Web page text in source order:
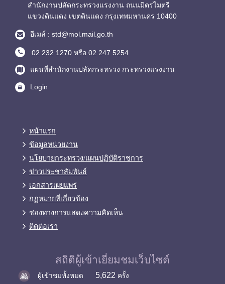
สำนักงานปลัดกระทรวงแรงงาน ถนนมิตรไมตรี
แขวงดินแดง เขตดินแดง กรุงเทพมหานคร 10400
อีเมล์ : std@mol.mail.go.th
02 232 1270 หรือ 02 247 5254
แผนที่สำนักงานปลัดกระทรวง กระทรวงแรงงาน
Login
หน้าแรก
ข้อมูลหน่วยงาน
นโยบายกระทรวง/แผนปฏิบัติราชการ
ข่าวประชาสัมพันธ์
เอกสารเผยแพร่
กฏหมายที่เกี่ยวข้อง
ช่องทางการแสดงความคิดเห็น
ติดต่อเรา
สถิติผู้เข้าเยี่ยมชมเว็บไซต์
ผู้เข้าชมทั้งหมด 5,622 ครั้ง